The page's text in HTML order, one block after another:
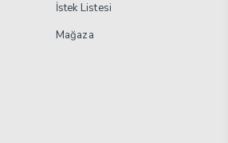
İstek Listesi
Mağaza